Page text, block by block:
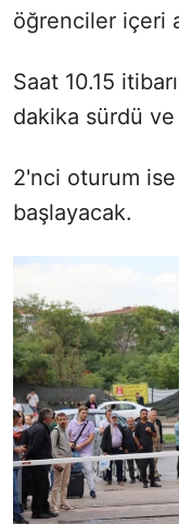
öğrenciler içeri
Saat 10.15
dakika sürdü
2'nci oturum
başlayacak.